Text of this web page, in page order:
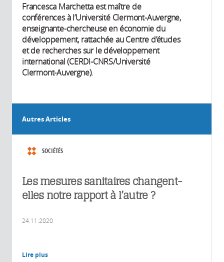
Francesca Marchetta est maître de
conférences à l’Université Clermont-Auvergne,
enseignante-chercheuse en économie du
développement, rattachée au Centre d’études
et de recherches sur le développement
international (CERDI-CNRS/Université
Clermont-Auvergne).
Autres Articles
SOCIÉTÉS
Les mesures sanitaires changent-
elles notre rapport à l’autre ?
24.11.2020
Lire plus